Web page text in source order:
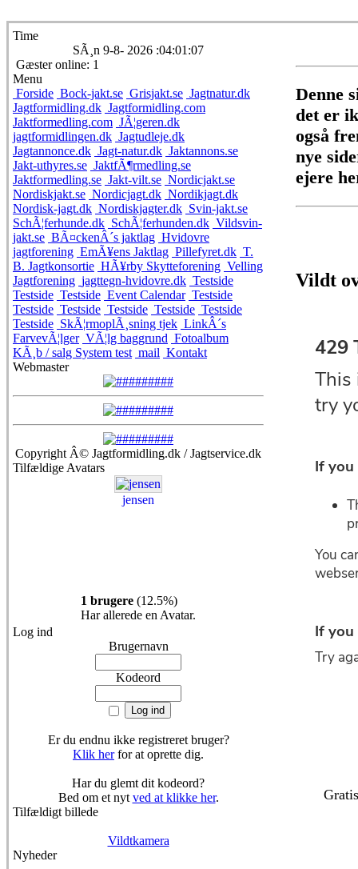
Time
SÃ¸n 9-8- 2026 :04:01:07
Gæster online: 1
Menu
Forside Bock-jakt.se Grisjakt.se Jagtnatur.dk
Jagtformidling.dk Jagtformidling.com
Jaktformedling.com JÃ¦geren.dk
jagtformidlingen.dk Jagtudleje.dk
Jagtannonce.dk Jagt-natur.dk Jaktannons.se
Jakt-uthyres.se JaktfÃ¶rmedling.se
Jaktformedling.se Jakt-vilt.se Nordicjakt.se
Nordiskjakt.se Nordicjagt.dk Nordikjagt.dk
Nordisk-jagt.dk Nordiskjagter.dk Svin-jakt.se
SchÃ¦ferhunde.dk SchÃ¦ferhunden.dk Vildsvin-
jakt.se BÃ¤ckenÂ´s jaktlag Hvidovre
jagtforening EmÃ¥ens Jaktlag Pillefyret.dk T.
B. Jagtkonsortie HÃ¥rby Skytteforening Velling
Jagtforening jagttegn-hvidovre.dk Testside
Testside Testside Event Calendar Testside
Testside Testside Testside Testside Testside
Testside SkÃ¦rmoplÃ¸sning tjek LinkÂ´s
FarvevÃ¦lger VÃ¦lg baggrund Fotoalbum
KÃ¸b / salg System test mail Kontakt
Webmaster
Copyright Â© Jagtformidling.dk / Jagtservice.dk
Tilfældige Avatars
jensen
1 brugere (12.5%)
Har allerede en Avatar.
Log ind
Brugernavn
Kodeord
Er du endnu ikke registreret bruger?
Klik herfor at oprette dig.
Har du glemt dit kodeord?
Bed om et nyt ved at klikke her.
Tilfældigt billede
Vildtkamera
Nyheder
Denne
det er
også
nye
ejere
Vildt